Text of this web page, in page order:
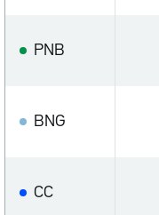
PNB
BNG
CC